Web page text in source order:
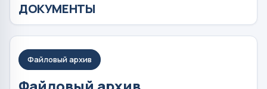
ДОКУМЕНТЫ
Файловый архив